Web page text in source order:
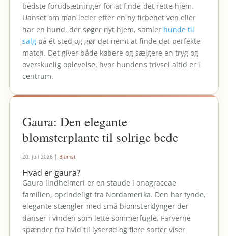
bedste forudsætninger for at finde det rette hjem.
Uanset om man leder efter en ny firbenet ven eller
har en hund, der søger nyt hjem, samler hunde til
salgpå ét sted og gør det nemt at finde det perfekte
match. Det giver både købere og sælgere en tryg og
overskuelig oplevelse, hvor hundens trivsel altid er i
centrum.
Gaura: Den elegante
blomsterplante til solrige bede
20. juli 2026 | Blomst
Hvad er gaura?
Gaura lindheimeri er en staude i onagraceae
familien, oprindeligt fra Nordamerika. Den har tynde,
elegante stængler med små blomsterklynger der
danser i vinden som lette sommerfugle. Farverne
spænder fra hvid til lyserød og flere sorter viser